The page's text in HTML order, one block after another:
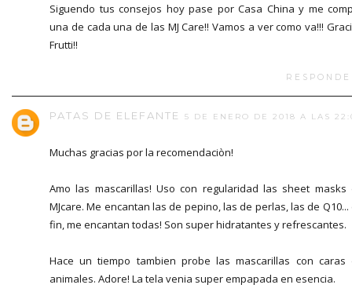
Siguendo tus consejos hoy pase por Casa China y me
una de cada una de las MJ Care!! Vamos a ver como va!!!
Frutti!!
PATAS DE ELEFANTE 5 DE ENERO DE 2018 A LAS
Muchas gracias por la recomendaciòn!
Amo las mascarillas! Uso con regularidad las sheet masks
MJcare. Me encantan las de pepino, las de perlas, las de Q10...
fin, me encantan todas! Son super hidratantes y refrescantes.
Hace un tiempo tambien probe las mascarillas con caras
animales. Adore! La tela venia super empapada en esencia.